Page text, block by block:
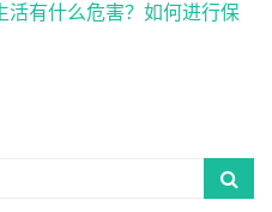
活有什么危害？如何进行保